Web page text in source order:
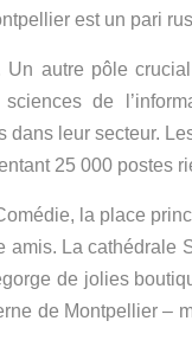
est un pari
Un autre pôle
de
dans leur secteur.
25 000 postes
la place
La cathédrale
de jolies
de Montpellier –